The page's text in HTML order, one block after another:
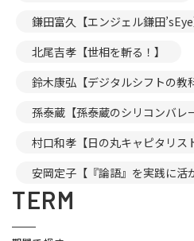
鎌田富久【エンジェル鎌田’sEye
北尾吉孝【世相を斬る！】
鈴木康弘【デジタルシフトの教
孫泰蔵【孫泰蔵のシリコンバレ
村口和孝【日の丸キャピタリス
安岡定子【『論語』を実践に活
TERM